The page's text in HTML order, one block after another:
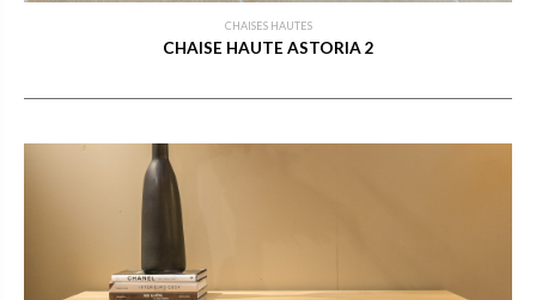
CHAISES HAUTES
CHAISE HAUTE ASTORIA 2